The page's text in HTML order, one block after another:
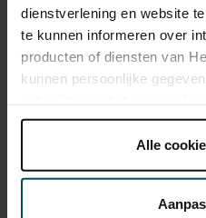
dienstverlening en website
te kunnen informeren over
producten of diensten van
kunnen persoonlijke
onder 'aanpassen' zelf
Lees onze
Alle